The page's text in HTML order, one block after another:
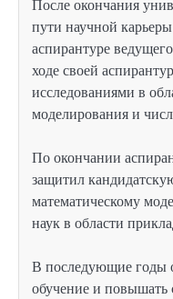
После окончания
пути научной
аспирантуре
ходе своей
исследованиями в
моделирования и
По окончании
защитил
математическому
наук в области
В последующие годы
обучение и